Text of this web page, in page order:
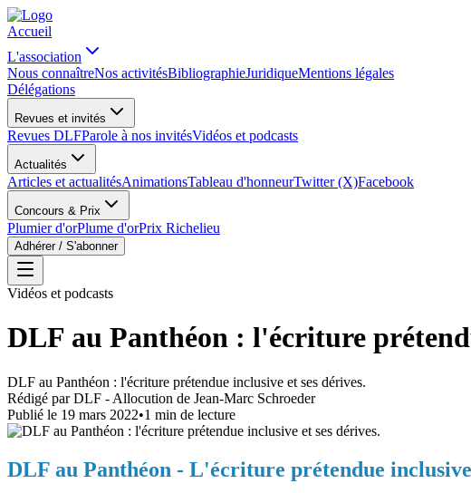
Accueil
L'association
Nous connaîtreNos activitésBibliographieJuridiqueMentions légales
Délégations
Revues et invités
Revues DLFParole à nos invitésVidéos et podcasts
Actualités
Articles et actualitésAnimationsTableau d'honneurTwitter (X)Facebook
Concours & Prix
Plumier d'orPlume d'orPrix Richelieu
Adhérer / S'abonner
Vidéos et podcasts
DLF au Panthéon : l'écriture
DLF au Panthéon : l'écriture prétendue inclusive et ses dérives.
Rédigé parDLF - Allocution de Jean-Marc Schroeder
Publié le 19 mars 2022•1 min de lecture
DLF au Panthéon - L'écriture prétendue inclusive